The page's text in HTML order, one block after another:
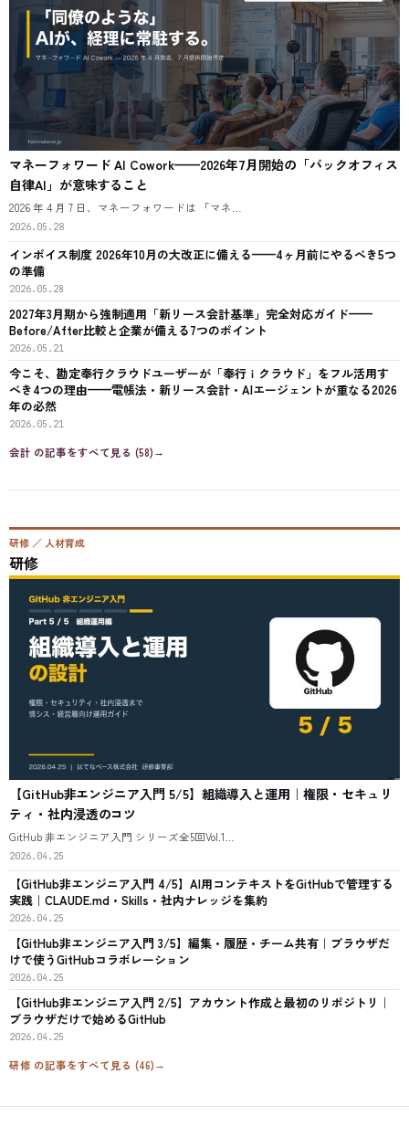
マネーフォワード AI Cowork——2026年7月開始の「バックオフィス
自律AI」が意味すること
2026 年 4 月 7 日、マネーフォワードは 「マネ…
2026.05.28
インボイス制度 2026年10月の大改正に備える——4ヶ月前にやるべき5つ
の準備
2026.05.28
2027年3月期から強制適用「新リース会計基準」完全対応ガイド——
Before/After比較と企業が備える7つのポイント
2026.05.21
今こそ、勘定奉行クラウドユーザーが「奉行ｉクラウド」をフル活用す
べき4つの理由——電帳法・新リース会計・AIエージェントが重なる2026
年の必然
2026.05.21
会計 の記事をすべて見る (58) →
研修 ／ 人材育成
研修
【GitHub非エンジニア入門 5/5】組織導入と運用｜権限・セキュリ
ティ・社内浸透のコツ
GitHub 非エンジニア入門 シリーズ全5回Vol.1…
2026.04.25
【GitHub非エンジニア入門 4/5】AI用コンテキストをGitHubで管理する
実践｜CLAUDE.md・Skills・社内ナレッジを集約
2026.04.25
【GitHub非エンジニア入門 3/5】編集・履歴・チーム共有｜ブラウザだ
けで使うGitHubコラボレーション
2026.04.25
【GitHub非エンジニア入門 2/5】アカウント作成と最初のリポジトリ｜
ブラウザだけで始めるGitHub
2026.04.25
研修 の記事をすべて見る (46) →